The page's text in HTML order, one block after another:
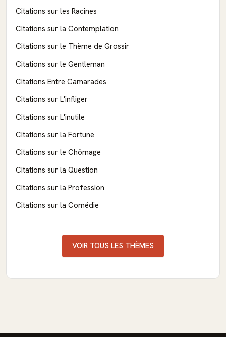
Citations sur les Racines
Citations sur la Contemplation
Citations sur le Thème de Grossir
Citations sur le Gentleman
Citations Entre Camarades
Citations sur L'infliger
Citations sur L'inutile
Citations sur la Fortune
Citations sur le Chômage
Citations sur la Question
Citations sur la Profession
Citations sur la Comédie
VOIR TOUS LES THÈMES